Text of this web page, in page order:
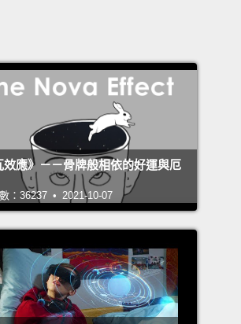
that was. We're just...trying
We added a lot of African-
。我們只是...我們試著解決很多
人版本!
the black version of the
still feel very
人表情符號的黑人版本。我個人
。
效應》－－骨牌般相依的好運與厄
：36237 • 2021-10-07